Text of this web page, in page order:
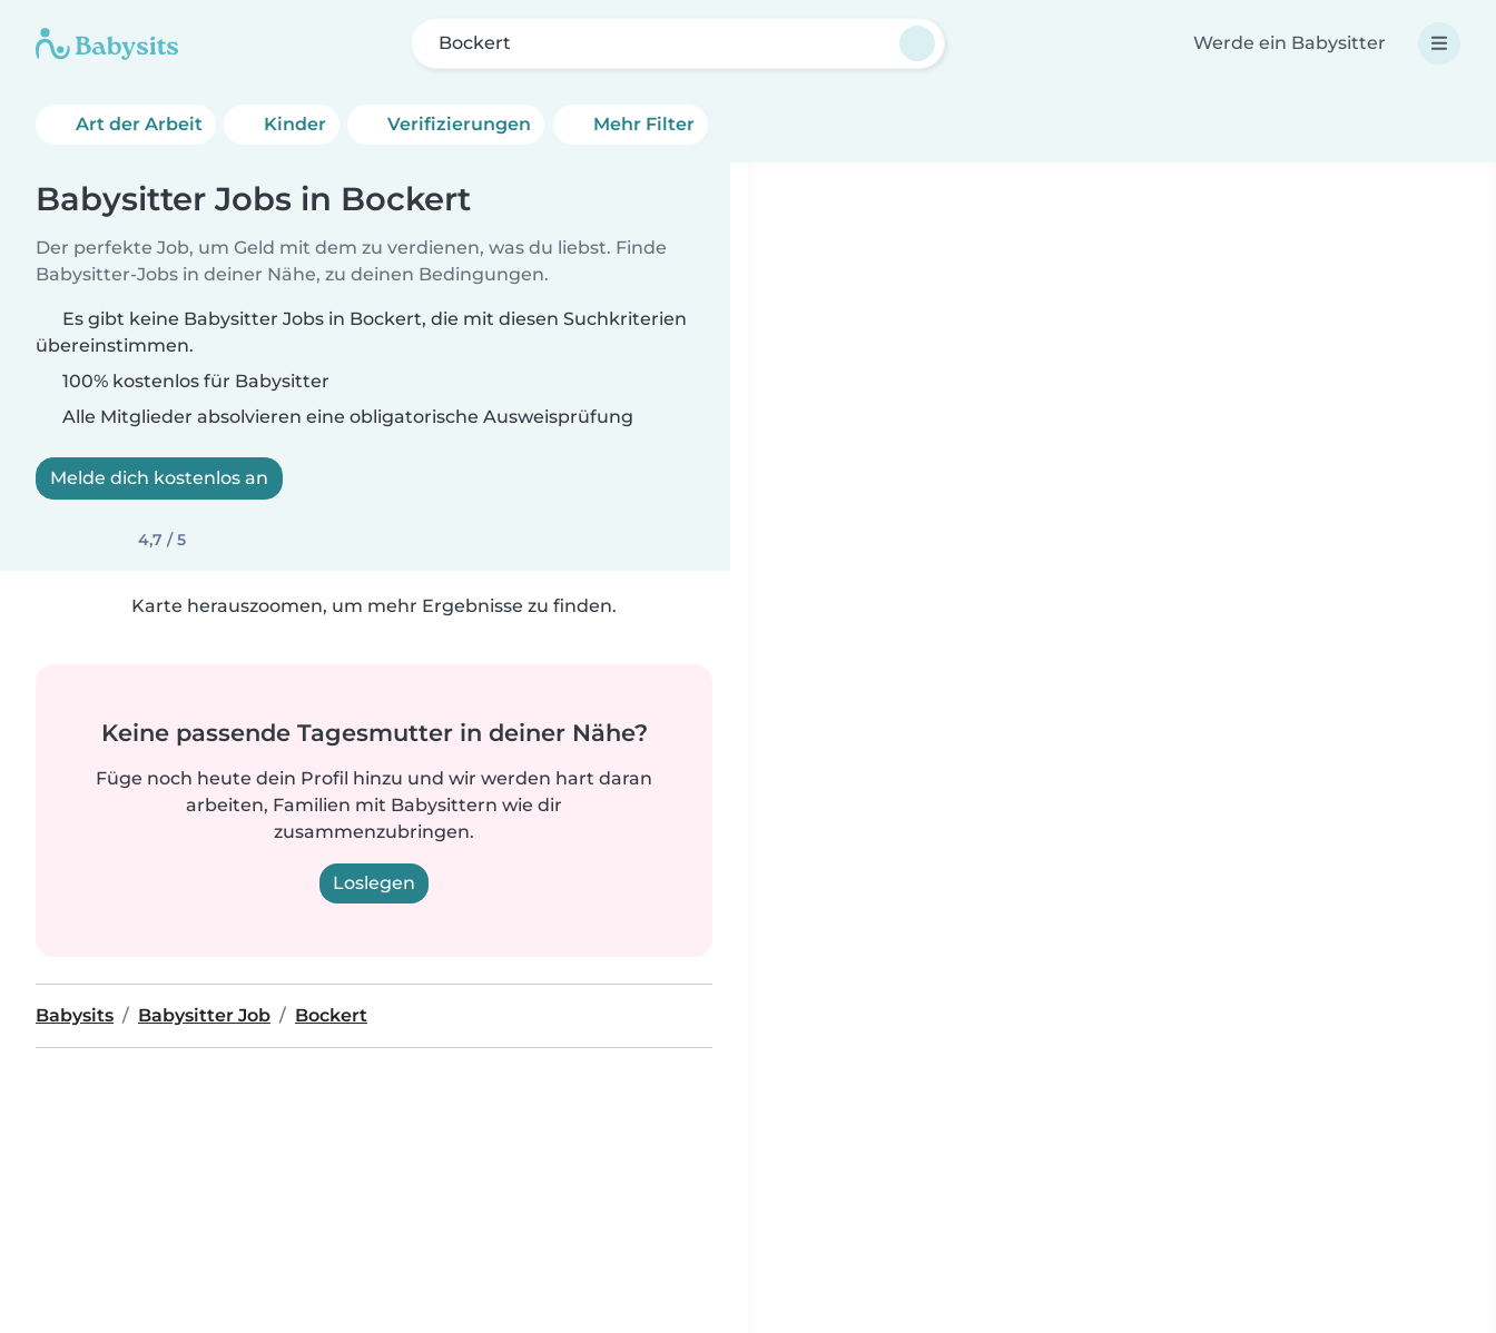
Bockert Werde ein Babysitter
Art der Arbeit Kinder Verifizierungen Mehr Filter
Babysitter Jobs in Bockert
Der perfekte Job, um Geld mit dem zu verdienen, was du liebst. Finde
Babysitter-Jobs in deiner Nähe, zu deinen Bedingungen.
Es gibt keine Babysitter Jobs in Bockert, die mit diesen Suchkriterien
übereinstimmen.
100% kostenlos für Babysitter
Alle Mitglieder absolvieren eine obligatorische Ausweisprüfung
Melde dich kostenlos an
4,7 / 5
Karte herauszoomen, um mehr Ergebnisse zu finden.
Keine passende Tagesmutter in deiner Nähe?
Füge noch heute dein Profil hinzu und wir werden hart daran
arbeiten, Familien mit Babysittern wie dir
zusammenzubringen.
Loslegen
Babysits Babysitter Job Bockert